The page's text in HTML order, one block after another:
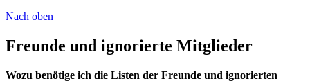
Nach oben
Freunde und ignorierte Mitglieder
Wozu benötige ich die Listen der Freunde und ignorierten